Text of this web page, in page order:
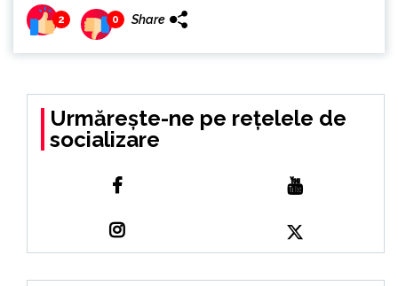
2 0 Share
Urmărește-ne pe rețelele de
socializare